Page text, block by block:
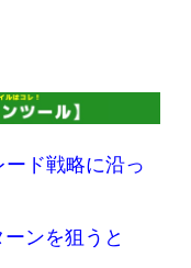
ド戦略に沿っ
ンを狙うと